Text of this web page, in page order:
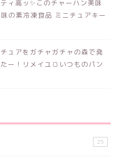
ィ高ッ✨このチャーハン美味
の素冷凍食品 ミニチュアキー
ュアをガチャガチャの森で発
ー！リメイユ🍞いつものパン
25